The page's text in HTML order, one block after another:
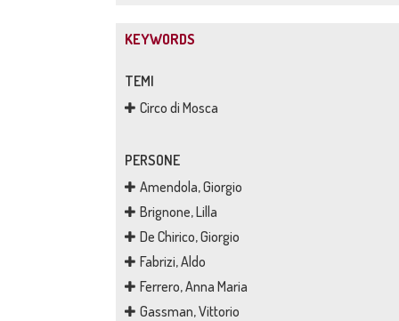
KEYWORDS
TEMI
Circo di Mosca
PERSONE
Amendola, Giorgio
Brignone, Lilla
De Chirico, Giorgio
Fabrizi, Aldo
Ferrero, Anna Maria
Gassman, Vittorio